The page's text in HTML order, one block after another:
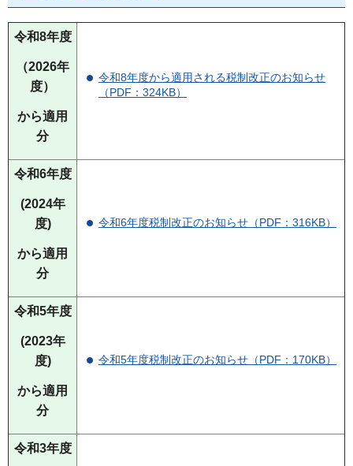
令和8年度
（2026年
度）
から適用
分
令和8年度から適用される税制改正のお知らせ
（PDF：324KB）
令和6年度
(2024年
度)
から適用
分
令和6年度税制改正のお知らせ（PDF：316KB）
令和5年度
(2023年
度)
から適用
分
令和5年度税制改正のお知らせ（PDF：170KB）
令和3年度